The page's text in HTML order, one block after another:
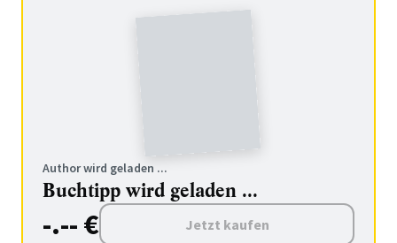
Author wird geladen ...
Buchtipp wird geladen ...
-.-- € Jetzt kaufen